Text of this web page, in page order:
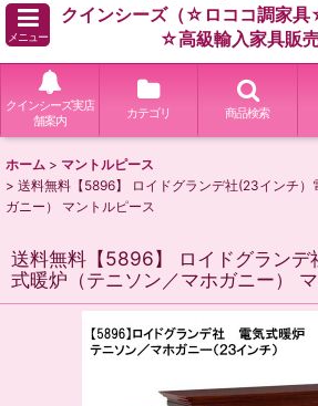
メニュー
クインシーズ（☆ロココ調家
☆高級輸入家具販売
クインシーズ実店
舗案内
カテゴリ 商品検索
ホーム > マントルピース
> 送料無料【5896】 ロイドグランデ社(23インチ）
ガニー） マントルピース
送料無料【5896】 ロイドグランデ
式暖炉（テニソン／マホガニー）